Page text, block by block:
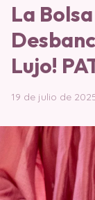
La
Lujo!
19 de julio de